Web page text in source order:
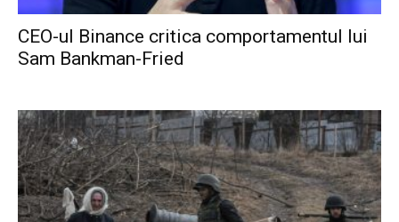
CEO-ul Binance critica comportamentul lui
Sam Bankman-Fried